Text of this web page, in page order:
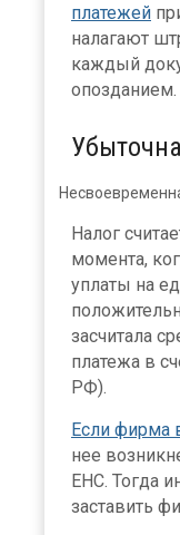
платежей
налагают
каждый
опозданием.
Налог
момента,
уплаты на
засчитала
платежа в
РФ).
Если фирма
нее
ЕНС. Тогда
заставить